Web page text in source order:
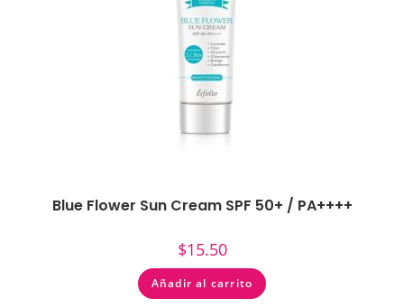
Blue Flower Sun Cream SPF 50+ / PA++++
$15.50
Añadir al carrito